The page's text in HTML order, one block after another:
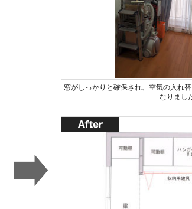
窓がしっかりと確保され、空気の入れ
なりまし